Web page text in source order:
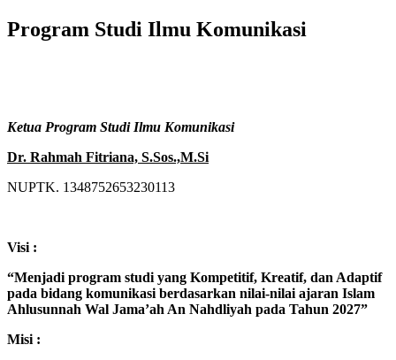
Program Studi Ilmu Komunikasi
Ketua Program Studi Ilmu Komunikasi
Dr. Rahmah Fitriana, S.Sos.,M.Si
NUPTK. 1348752653230113
Visi :
“Menjadi program studi yang Kompetitif, Kreatif, dan Adaptif
pada bidang komunikasi berdasarkan nilai-nilai ajaran Islam
Ahlusunnah Wal Jama’ah An Nahdliyah pada Tahun 2027”
Misi :